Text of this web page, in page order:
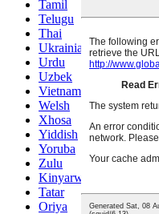
Tamil
Telugu
Thai
Ukrainian
Urdu
Uzbek
Vietnamese
Welsh
Xhosa
Yiddish
Yoruba
Zulu
Kinyarwanda
Tatar
Oriya